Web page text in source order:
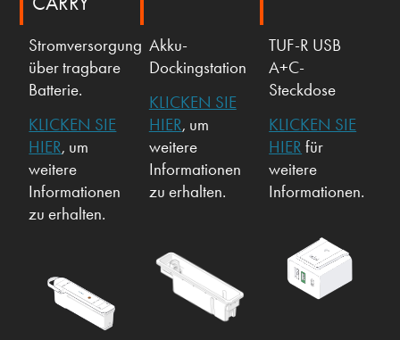
Stromversorgung
über tragbare
Batterie.
KLICKEN SIE
HIER, um
weitere
Informationen
zu erhalten.
Akku-
Dockingstation
KLICKEN SIE
HIER, um
weitere
Informationen
zu erhalten.
TUF-R USB
A+C-
Steckdose
KLICKEN SIE
HIER für
weitere
Informationen.